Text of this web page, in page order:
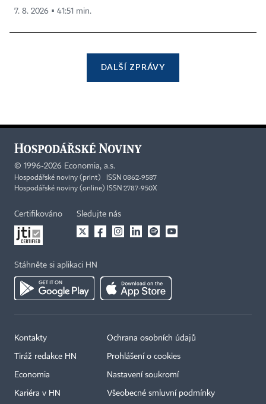
7. 8. 2026 ▪ 41:51 min.
DALŠÍ ZPRÁVY
© 1996-2026 Economia, a.s.
Hospodářské noviny (print) ISSN 0862-9587
Hospodářské noviny (online) ISSN 2787-950X
Certifikováno Sledujte nás
Stáhněte si aplikaci HN
Kontakty
Tiráž redakce HN
Economia
Kariéra v HN
Ochrana osobních údajů
Prohlášení o cookies
Nastavení soukromí
Všeobecné smluvní podmínky